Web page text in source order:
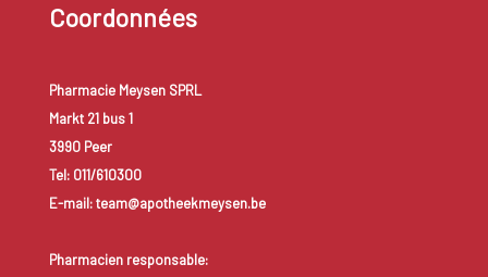
Coordonnées
Pharmacie Meysen SPRL
Markt 21 bus 1
3990 Peer
Tel: 011/610300
E-mail: team@apotheekmeysen.be
Pharmacien responsable: